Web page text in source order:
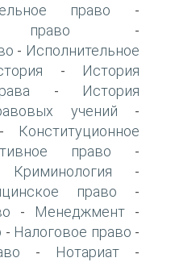
право -
право -
- Исполнительное
-
История
-
История
учений -
Конституционное
право -
Криминология -
право -
- Менеджмент -
- Налоговое право -
- Нотариат -